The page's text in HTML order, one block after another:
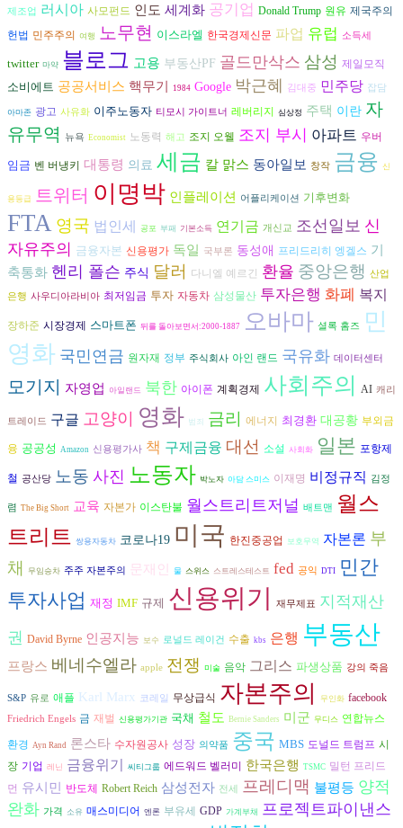
제조업 러시아 사모펀드 인도 세계화 공기업 Donald Trump 원유 제국주의
헌법 민주주의 여행 노무현 이스라엘 한국경제신문 파업 유럽 소득세
twitter 마약 블로그 고용 부동산PF 골드만삭스 삼성 제일모직
소비에트 공공서비스 핵무기 1984 Google 박근혜 김대중 민주당 잡담
아마존 광고 사유화 이주노동자 티모시 가이트너 레버리지 심상정 주택 이란 자
유무역
뉴욕 Economist 노동력 해고 조지 오웰 조지 부시 아파트 우버
임금 벤 버냉키 대통령 의료 세금 칼 맑스 동아일보 창작 금융 신
용등급 트위터 이명박 인플레이션 어플리케이션 기후변화
FTA 영국 법인세 공포 부패 기본소득 연기금 개신교 조선일보 신
자유주의
금융자본 신용평가 독일 국부론 동성애 프리드리히 엥겔스 기
축통화 헨리 폴슨 주식 달러 다니엘 예르긴 환율 중앙은행 산업
은행 사우디아라비아 최저임금 투자 자동차 삼성물산 투자은행 화폐 복지
장하준 시장경제 스마트폰 뒤를 돌아보면서:2000-1887 오바마 셜록 홈즈
민
영화 국민연금 원자재 정부 주식회사 아인 랜드 국유화 데이터센터
모기지 자영업 아일랜드 북한 아이폰 계획경제 사회주의 AI 캐리
트레이드 구글 고양이 영화 범죄 금리 에너지 최경환 대공황 부외금
융 공공성 Amazon 신용평가사 책 구제금융 대선 소설 사회화 일본 포항제
철 공산당 노동 사진 노동자 박노자 아담 스미스 이재명 비정규직 김정
렴 The Big Short 교육 자본가 이스탄불 월스트리트저널 배트맨
월스
트리트 쌍용자동차 코로나19 미국 한진중공업 보호무역 자본론 부
채
무임승차 주주 자본주의 문재인 물 스위스 스트레스테스트 fed 공익 DTI 민간
투자사업 재정 IMF 규제 신용위기 재무제표 지적재산
권 David Byrne 인공지능 보수 로널드 레이건 수출 kbs 은행 부동산
프랑스 베네수엘라 apple 전쟁 미술 음악 그리스 파생상품 강의 죽음
S&P 유로 애플 Karl Marx 코레일 무상급식 자본주의 무인화 facebook
Friedrich Engels 금 재벌 신용평가기관 국채 철도 Bernie Sanders 미군 무디스 연합뉴스
환경 Ayn Rand 론스타 수자원공사 성장 의약품 중국 MBS 도널드 트럼프 시
장 기업 레닌 금융위기 씨티그룹 에드워드 벨러미 한국은행 TSMC 밀턴 프리드
먼 유시민 반도체 Robert Reich 삼성전자 전세 프레디맥 불평등 양적
완화 가격 소유 매스미디어 엔론 부유세 GDP 가계부채 프로젝트파이낸스